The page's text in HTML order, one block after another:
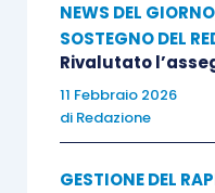
NEWS DEL GIORNO
SOSTEGNO DEL
Rivalutato
11 Febbraio 2026
di Redazione
GESTIONE DEL